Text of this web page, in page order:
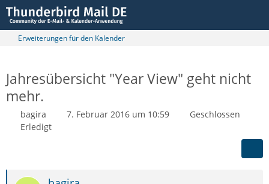
Erweiterungen für den Kalender
Jahresübersicht "Year View" geht nicht
mehr.
bagira 7. Februar 2016 um 10:59
Geschlossen
Erledigt